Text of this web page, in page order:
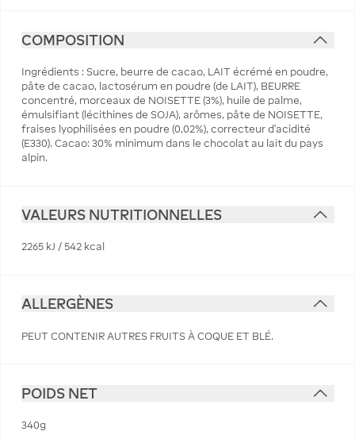
COMPOSITION
Ingrédients : Sucre, beurre de cacao, LAIT écrémé en poudre,
pâte de cacao, lactosérum en poudre (de LAIT), BEURRE
concentré, morceaux de NOISETTE (3%), huile de palme,
émulsifiant (lécithines de SOJA), arômes, pâte de NOISETTE,
fraises lyophilisées en poudre (0,02%), correcteur d’acidité
(E330). Cacao: 30% minimum dans le chocolat au lait du pays
alpin.
VALEURS NUTRITIONNELLES
2265 kJ / 542 kcal
ALLERGÈNES
PEUT CONTENIR AUTRES FRUITS À COQUE ET BLÉ.
POIDS NET
340g